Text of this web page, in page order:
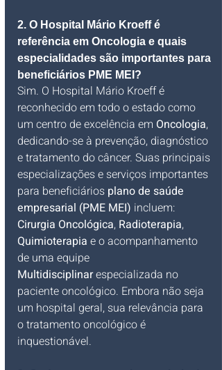
2. O Hospital Mário Kroeff é
referência em Oncologia e quais
especialidades são importantes para
beneficiários PME MEI?
Sim. O Hospital Mário Kroeff é
reconhecido em todo o estado como
um centro de excelência em Oncologia,
dedicando-se à prevenção, diagnóstico
e tratamento do câncer. Suas principais
especializações e serviços importantes
para beneficiários plano de saúde
empresarial (PME MEI) incluem:
Cirurgia Oncológica, Radioterapia,
Quimioterapia e o acompanhamento
de uma equipe
Multidisciplinar especializada no
paciente oncológico. Embora não seja
um hospital geral, sua relevância para
o tratamento oncológico é
inquestionável.